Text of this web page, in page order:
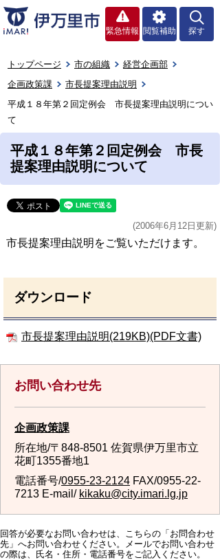
緊急情報 閲覧補助 探す
トップページ 市の組織
経営企画部
企画政策課
市長提案理由説明
平成１８年第２回定例会 市長提案理由説明につい
て
平成１８年第２回定例会 市長
提案理由説明について
(2006年6月12日更新)
市長提案理由説明をご覧いただけます。
ダウンロード
市長提案理由説明(219KB)(PDF文書)
お問い合わせ先
企画政策課
所在地/〒848-8501 佐賀県伊万里市立
花町1355番地1
電話番号/0955-23-2124 FAX/0955-22-
7213 E-mail/ kikaku@city.imari.lg.jp
回答が必要なお問い合わせは、こちらの「お問合わせ
先」へお問い合わせください。メールでお問い合わせ
の際は、氏名・住所・電話番号をご記入ください。